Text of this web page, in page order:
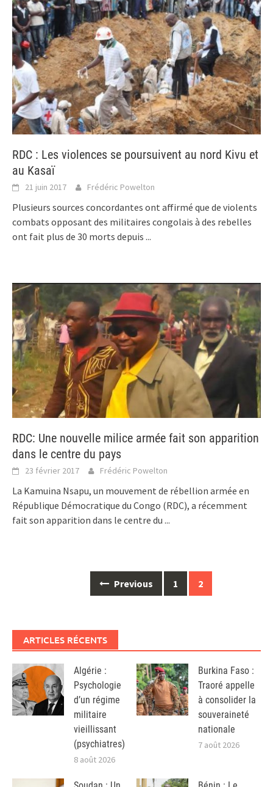
RDC : Les violences se poursuivent au nord Kivu et
au Kasaï
21 juin 2017 Frédéric Powelton
Plusieurs sources concordantes ont affirmé que de violents
combats opposant des militaires congolais à des rebelles
ont fait plus de 30 morts depuis ...
RDC: Une nouvelle milice armée fait son apparition
dans le centre du pays
23 février 2017 Frédéric Powelton
La Kamuina Nsapu, un mouvement de rébellion armée en
République Démocratique du Congo (RDC), a récemment
fait son apparition dans le centre du ...
Previous 1 2
ARTICLES RÉCENTS
Algérie :
Psychologie
d’un régime
militaire
vieillissant
(psychiatres)
8 août 2026
Burkina Faso :
Traoré appelle
à consolider la
souveraineté
nationale
7 août 2026